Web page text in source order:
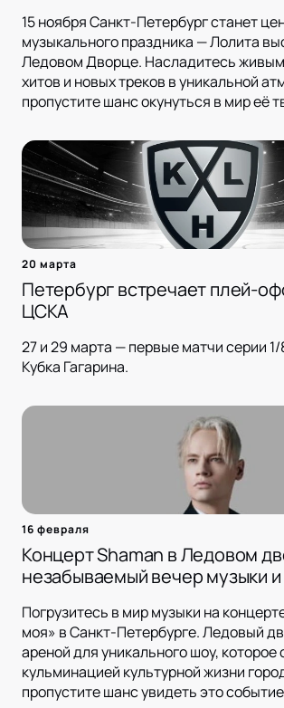
15 ноября Санкт-Петербург станет
музыкального праздника — Лолита
Ледовом Дворце. Насладитесь
хитов и новых треков в уникальной
пропустите шанс окунуться в мир её
20 марта
Петербург встречает плей-
ЦСКА
27 и 29 марта — первые матчи серии
Кубка Гагарина.
16 февраля
Концерт Shaman в Ледовом
незабываемый вечер музыки
Погрузитесь в мир музыки на
моя» в Санкт-Петербурге. Ледовый
ареной для уникального шоу, которое
кульминацией культурной жизни
пропустите шанс увидеть это